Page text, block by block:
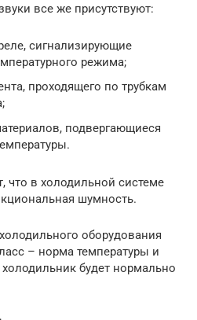
все же присутствуют:
сигнализирующие
режима;
проходящего по трубкам
подвергающиеся
что в холодильной системе
шумность.
оборудования
– норма температуры и
будет нормально